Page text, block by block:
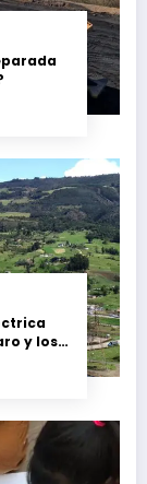
y los